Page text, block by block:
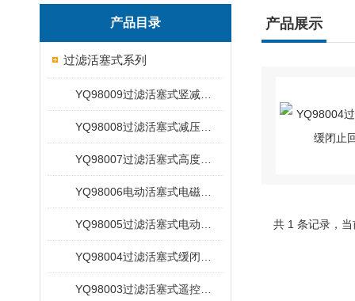
产品目录
过滤活塞式系列
产品展示
共 1 条记录，